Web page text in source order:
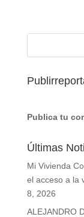
Publica tu
Últimas
Mi Vivienda
el acceso a la
8, 2026
ALEJANDRO